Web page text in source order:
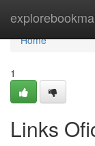
Home
Home
1
Links